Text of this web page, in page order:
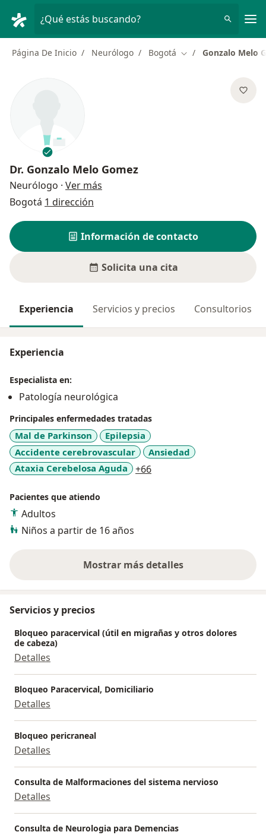
¿Qué estás buscando?
Página De Inicio Neurólogo Bogotá Cambiar de ciudad
Gonzalo Melo
Dr. Gonzalo Melo Gomez
Neurólogo · Ver más
Bogotá 1 dirección
Información de contacto
Solicita una cita
Experiencia Servicios y precios Consultorios
Experiencia
Especialista en:
Patología neurológica
Principales enfermedades tratadas
Mal de Parkinson
Epilepsia
Accidente cerebrovascular
Ansiedad
Ataxia Cerebelosa Aguda
+66a11y_sr_more_diseases
Pacientes que atiendo
Adultos
Niños a partir de 16 años
Mostrar más detalles
sobre la experiencia
Servicios y precios
Bloqueo paracervical (útil en migrañas y otros dolores
de cabeza)
Detalles
Bloqueo Paracervical, Domiciliario
Detalles
Bloqueo pericraneal
Detalles
Consulta de Malformaciones del sistema nervioso
Detalles
Consulta de Neurologia para Demencias